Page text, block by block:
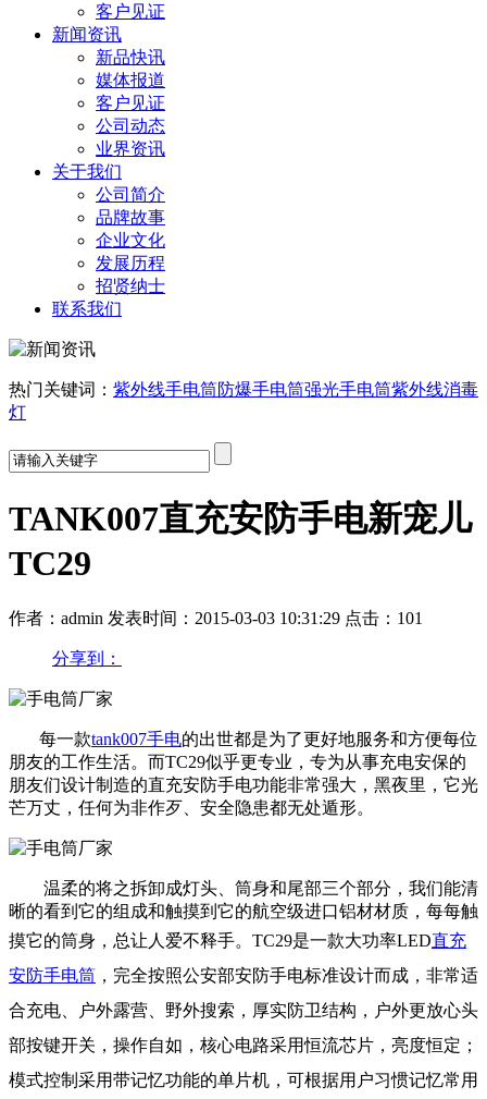
客户见证
新闻资讯
新品快讯
媒体报道
客户见证
公司动态
业界资讯
关于我们
公司简介
品牌故事
企业文化
发展历程
招贤纳士
联系我们
热门关键词： 紫外线手电筒防爆手电筒强光手电筒紫外线消毒
灯
TANK007直充安防手电新宠儿
TC29
作者：admin 发表时间：2015-03-03 10:31:29 点击：101
分享到：
每一款tank007手电的出世都是为了更好地服务和方便每位
朋友的工作生活。而TC29似乎更专业，专为从事充电安保的
朋友们设计制造的直充安防手电功能非常强大，黑夜里，它光
芒万丈，任何为非作歹、安全隐患都无处遁形。
温柔的将之拆卸成灯头、筒身和尾部三个部分，我们能清
晰的看到它的组成和触摸到它的航空级进口铝材材质，每每触
摸它的筒身，总让人爱不释手。 TC29是一款大功率LED直充
安防手电筒 ，完全按照公安部安防手电标准设计而成，非常适
合充电、户外露营、野外搜索 ，厚实防卫结构，户外更放心头
部按键开关，操作自如， 核心电路采用恒流芯片，亮度恒定；
模式控制采用带记忆功能的单片机，可根据用户习惯记忆常用